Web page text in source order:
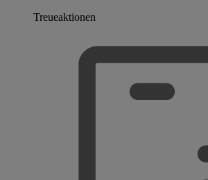
Treueaktionen